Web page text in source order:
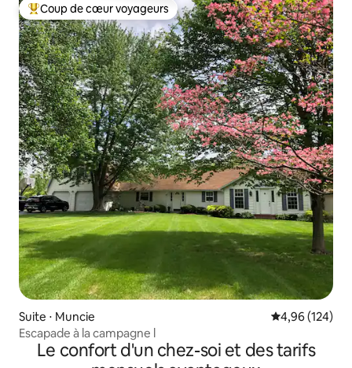
Coups de cœur voyageurs les plus appréciés
Coup de cœur voyageurs
Suite ⋅ Muncie Évaluation
4,96 (124)
Escapade à la campagne l
Le confort d'un chez-soi et des tarifs